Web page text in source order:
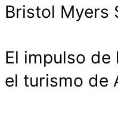
Bristol Myers
El impulso de
el turismo de